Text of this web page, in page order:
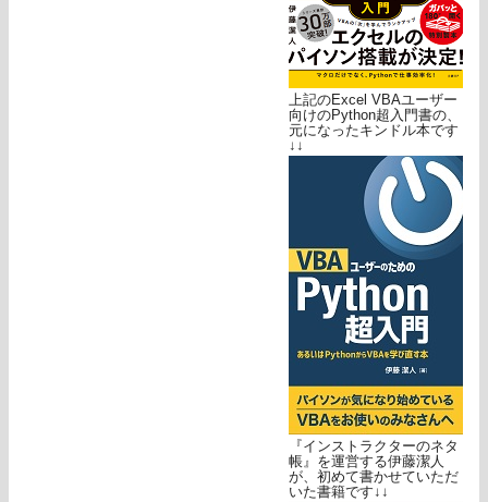
上記のExcel VBAユーザー
向けのPython超入門書の、
元になったキンドル本です
↓↓
『インストラクターのネタ
帳』を運営する伊藤潔人
が、初めて書かせていただ
いた書籍です↓↓